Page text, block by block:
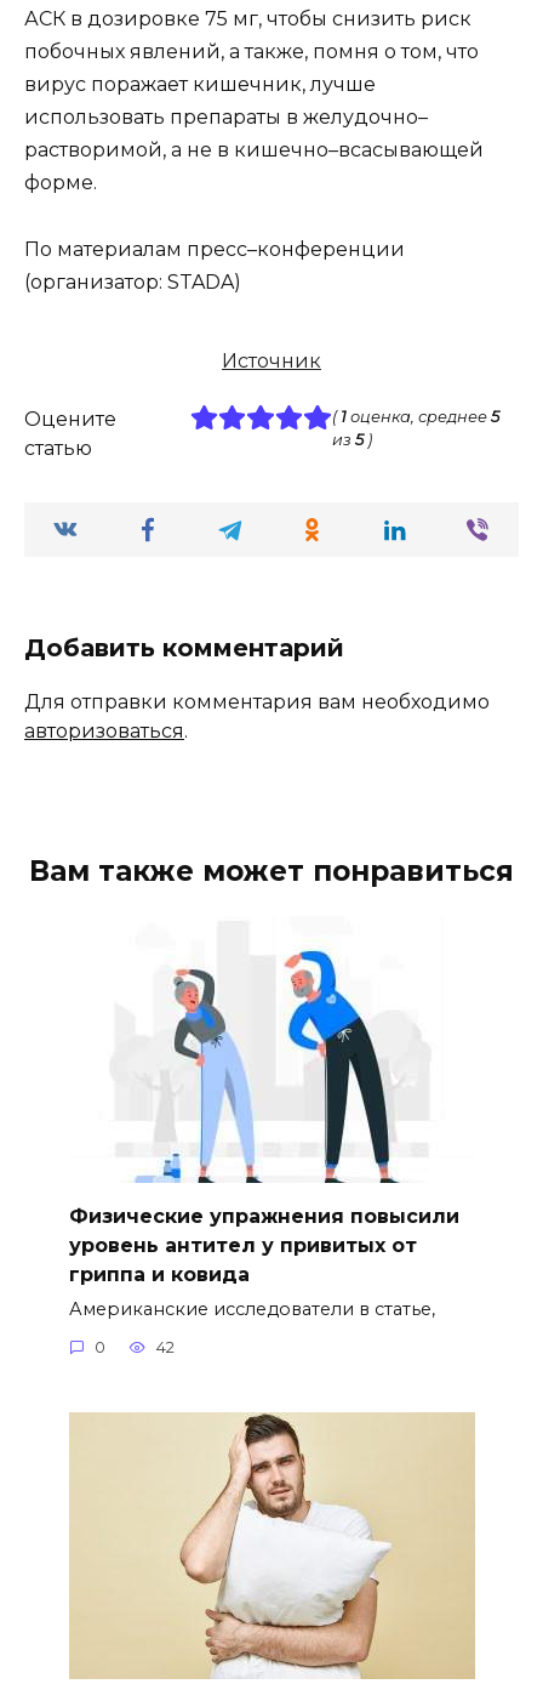
АСК в дозировке 75 мг, чтобы снизить риск
побочных явлений, а также, помня о том, что
вирус поражает кишечник, лучше
использовать препараты в желудочно–
растворимой, а не в кишечно–всасывающей
форме.
По материалам пресс–конференции
(организатор: STADA)
Источник
Оцените
статью
( 1оценка, среднее 5
из 5)
Добавить комментарий
Для отправки комментария вам необходимо
авторизоваться.
Вам также может понравиться
Физические упражнения повысили
уровень антител у привитых от
гриппа и ковида
Американские исследователи в статье,
0 42